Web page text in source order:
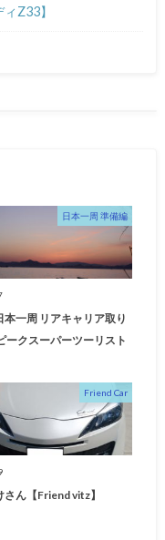
Z33】
日本一周 準備編
本一周 リアキャリア取り
ークスーパーツーリスト
Friend Car
さん【Friend vitz】